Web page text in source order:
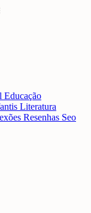
Educação
Literatura
Resenhas Seo